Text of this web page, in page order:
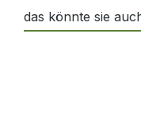
das könnte sie